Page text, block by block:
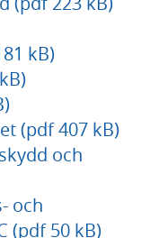
kB)
(pdf 407 kB)
och
och
(pdf 50 kB)